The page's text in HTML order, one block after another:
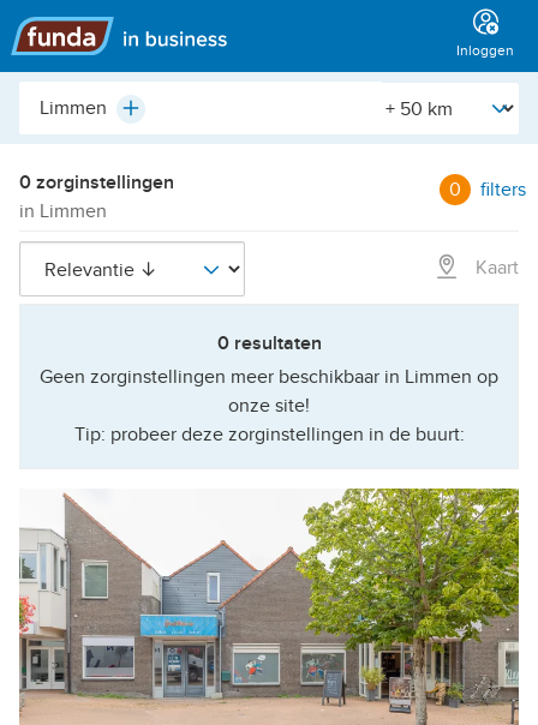
Hoofdmenu
Inloggen
Plaats,
etc.
Plus [Straal]
0 zorginstellingen
in Limmen
0 filters
Kaart
0 resultaten
Geen zorginstellingen meer beschikbaar in Limmen op
onze site!
Tip: probeer deze zorginstellingen in de buurt: